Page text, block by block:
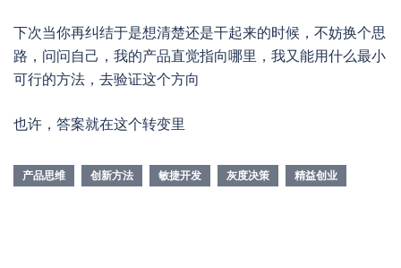
下次当你再纠结于是想清楚还是干起来的时候，不妨换个思
路，问问自己，我的产品直觉指向哪里，我又能用什么最小
可行的方法，去验证这个方向
也许，答案就在这个转变里
产品思维 创新方法 敏捷开发 灰度决策 精益创业